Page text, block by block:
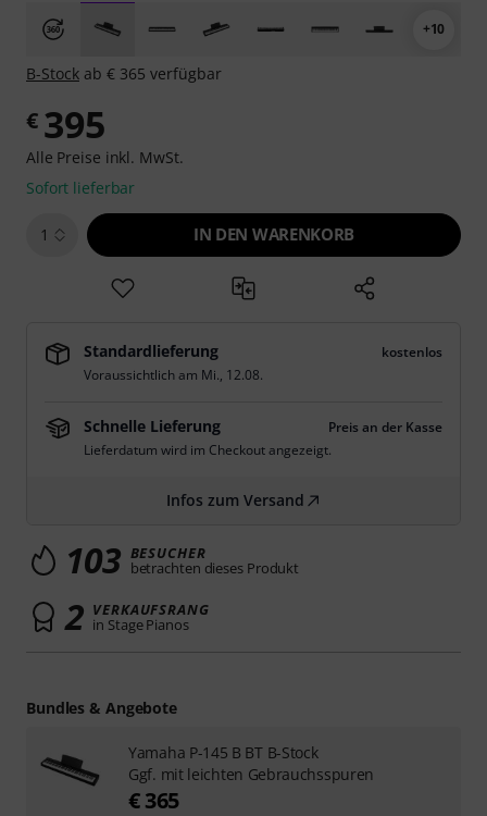
+10
B-Stock ab € 365 verfügbar
€ 395
Alle Preise inkl. MwSt.
Sofort lieferbar
1 IN DEN WARENKORB
Standardlieferung
kostenlos
Voraussichtlich am Mi., 12.08.
Schnelle Lieferung
Preis an der Kasse
Lieferdatum wird im Checkout angezeigt.
Infos zum Versand
103 BESUCHER
betrachten dieses Produkt
2 VERKAUFSRANG
in Stage Pianos
Bundles & Angebote
Yamaha P-145 B BT B-Stock
Ggf. mit leichten Gebrauchsspuren
€ 365